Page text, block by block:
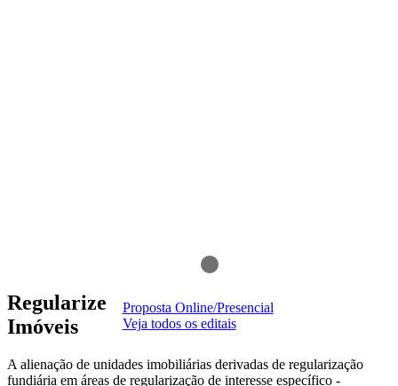
Proposta Online/Presencial
Veja todos os editais
Regularize
Imóveis
A alienação de unidades imobiliárias derivadas de regularização
fundiária em áreas de regularização de interesse específico -